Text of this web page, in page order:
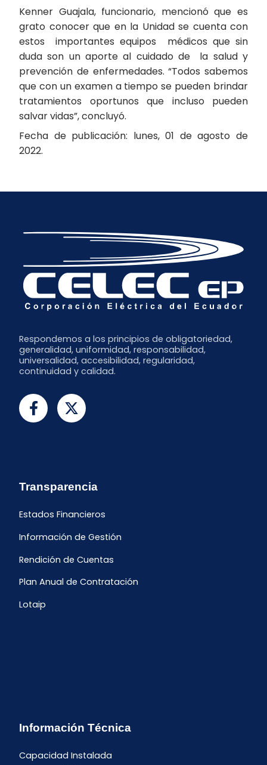
Kenner Guajala, funcionario, mencionó que es
grato conocer que en la Unidad se cuenta con
estos importantes equipos médicos que sin
duda son un aporte al cuidado de la salud y
prevención de enfermedades. “Todos sabemos
que con un examen a tiempo se pueden brindar
tratamientos oportunos que incluso pueden
salvar vidas”, concluyó.
Fecha de publicación: lunes, 01 de agosto de
2022.
Respondemos a los principios de obligatoriedad,
generalidad, uniformidad, responsabilidad,
universalidad, accesibilidad, regularidad,
continuidad y calidad.
Transparencia
Estados Financieros
Información de Gestión
Rendición de Cuentas
Plan Anual de Contratación
Lotaip
Información Técnica
Capacidad Instalada